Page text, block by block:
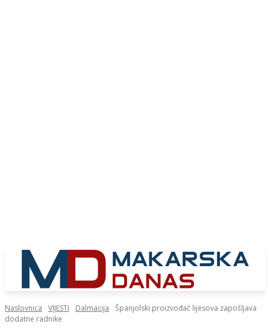
Naslovnica VIJESTI Dalmacija
Španjolski proizvođač lijesova zapošljava
dodatne radnike